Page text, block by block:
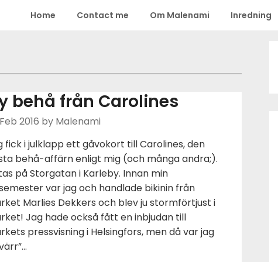
Home Contact me Om Malenami Inredning
behå från Carolines
2016 by Malenami
fick i julklapp ett gåvokort till Carolines, den
behå-affärn enligt mig (och många andra;).
på Storgatan i Karleby. Innan min
var jag och handlade bikinin från
Marlies Dekkers och blev ju stormförtjust i
Jag hade också fått en inbjudan till
pressvisning i Helsingfors, men då var jag